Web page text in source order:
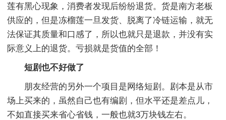
莲有黑心现象，消费者发现后纷纷退货。货是南方老板
供应的，但是冻榴莲一旦发货、脱离了冷链运输，就无
法保证其质量和口感了，所以也就只是退款，并没有实
际意义上的退货。亏损就是货值的全部！
短剧也不好做了
朋友经营的另外一个项目是网络短剧。剧本是从市
场上买来的，虽然自己也有编剧，但水平还是差点儿，
不如直接买来省心省钱，一般也就3万块钱左右。